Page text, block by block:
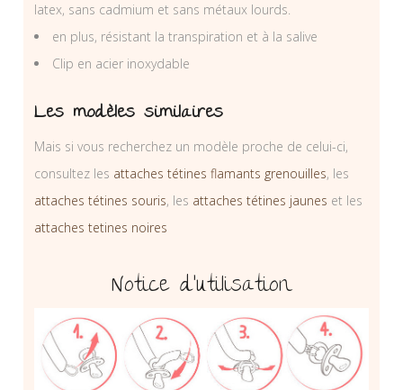
latex, sans cadmium et sans métaux lourds.
en plus, résistant la transpiration et à la salive
Clip en acier inoxydable
Les modèles similaires
Mais si vous recherchez un modèle proche de celui-ci,
consultez les attaches tétines flamants grenouilles, les
attaches tétines souris, les attaches tétines jaunes et les
attaches tetines noires
Notice d’utilisation